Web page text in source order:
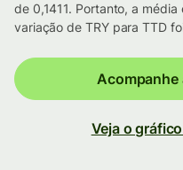
de 0,1411. Portanto, a
variação de TRY para TTD
Acompanhe
Veja o